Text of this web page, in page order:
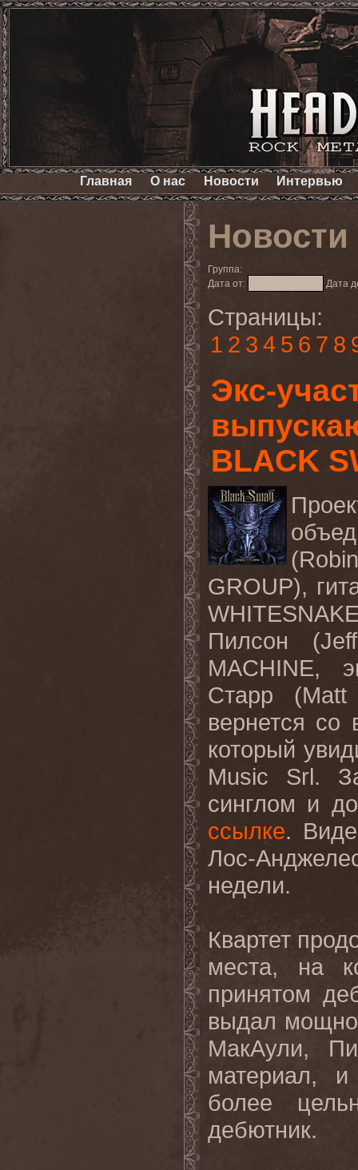
Главная О нас Новости Интервью
Новости
Группа:
Дата от:
Дата
Страницы:
1 2 3 4 5 6 7 8
Экс-
BLACK
GROUP),
Пилсон
MACHINE,
Старр
вернется
который
Music
Srl.
синглом и
ссылке.
Лос-
недели.
Квартет
места, на
принятом
выдал
МакАули,
материал, и
более
дебютник.